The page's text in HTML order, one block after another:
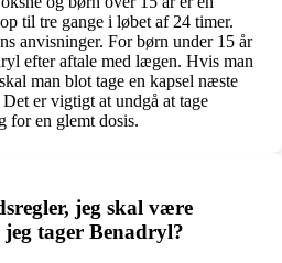
til tre gange i løbet af 24 timer.
anvisninger. For børn under 15 år
efter aftale med lægen. Hvis man
man blot tage en kapsel næste
er vigtigt at undgå at tage
for en glemt dosis.
jeg skal være
tager Benadryl?